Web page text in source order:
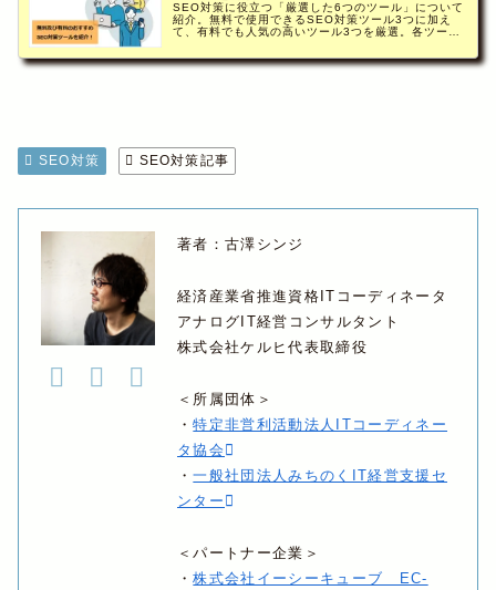
SEO対策に役立つ「厳選した6つのツール」について
紹介。無料で使用できるSEO対策ツール3つに加え
て、有料でも人気の高いツール3つを厳選。各ツール
るのはどんなツールなのかも合わせてご紹介。
SEO対策 SEO対策記事
著者：古澤シンジ
経済産業省推進資格ITコーディネータ
アナログIT経営コンサルタント
株式会社ケルヒ代表取締役
＜所属団体＞
・特定非営利活動法人ITコーディネー
タ協会
・一般社団法人みちのくIT経営支援セ
ンター
＜パートナー企業＞
・株式会社イーシーキューブ EC-